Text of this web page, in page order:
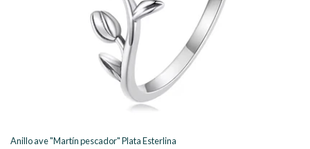
Anillo ave "Martín pescador" Plata Esterlina